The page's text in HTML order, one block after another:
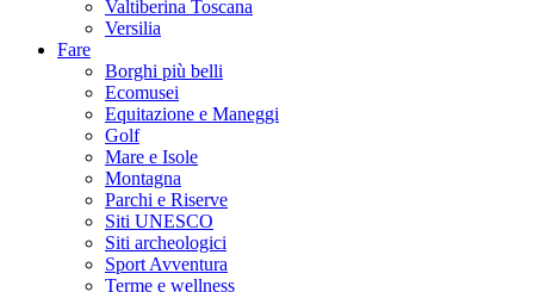
Valtiberina Toscana
Versilia
Fare
Borghi più belli
Ecomusei
Equitazione e Maneggi
Golf
Mare e Isole
Montagna
Parchi e Riserve
Siti UNESCO
Siti archeologici
Sport Avventura
Terme e wellness